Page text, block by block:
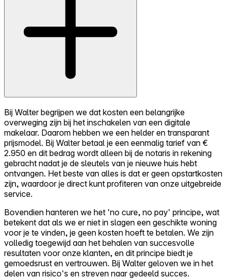
Bij Walter begrijpen we dat kosten een belangrijke
overweging zijn bij het inschakelen van een digitale
makelaar. Daarom hebben we een helder en transparant
prijsmodel. Bij Walter betaal je een eenmalig tarief van €
2.950 en dit bedrag wordt alleen bij de notaris in rekening
gebracht nadat je de sleutels van je nieuwe huis hebt
ontvangen. Het beste van alles is dat er geen opstartkosten
zijn, waardoor je direct kunt profiteren van onze uitgebreide
service.
Bovendien hanteren we het 'no cure, no pay' principe, wat
betekent dat als we er niet in slagen een geschikte woning
voor je te vinden, je geen kosten hoeft te betalen. We zijn
volledig toegewijd aan het behalen van succesvolle
resultaten voor onze klanten, en dit principe biedt je
gemoedsrust en vertrouwen. Bij Walter geloven we in het
delen van risico's en streven naar gedeeld succes.